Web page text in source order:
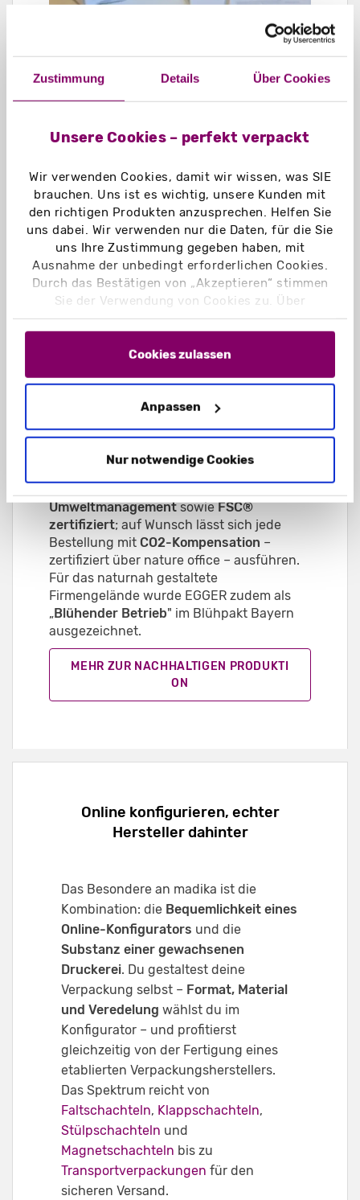
Zustimmung Details Über Cookies
Unsere Cookies – perfekt verpackt
Wir verwenden Cookies, damit wir wissen, was SIE
brauchen. Uns ist es wichtig, unsere Kunden mit
den richtigen Produkten anzusprechen. Helfen Sie
uns dabei. Wir verwenden nur die Daten, für die Sie
uns Ihre Zustimmung gegeben haben, mit
Ausnahme der unbedingt erforderlichen Cookies.
Durch das Bestätigen von „Akzeptieren“ stimmen
Sie der Verwendung von Cookies zu. Über
„Einstellungen“ können Sie auswählen, welche
Cookies Sie zulassen. Hier finden Sie unser
und unsereDatenschutzerklärung
Cookies zulassen
Anpassen
Nur notwendige Cookies
Nachhaltig produziert
EGGER Druck + Medien mitBlick auf den
eigenen ökologischen Fußabdruck
Photovoltaikanlage; reicht dieser nicht
100 Prozent Ökostrom
durch eineWärmerückgewinnungsanlage.
Gedruckt wird mit mineralölfreien Farben
auf Basis nachwachsender Rohstoffe.
UmweltmanagementsowieFSC®
zertifiziert; auf Wunsch lässt sich jede
Bestellung mit CO2-Kompensation –
zertifiziert über nature office – ausführen.
Für das naturnah gestaltete
Firmengelände wurde EGGER zudem als
„Blühender Betrieb" im Blühpakt Bayern
ausgezeichnet.
MEHR ZUR NACHHALTIGEN PRODUKTI
ON
Online konfigurieren, echter
Hersteller dahinter
Das Besondere an madika ist die
Kombination: die Bequemlichkeit eines
Online-Konfigurators und die
Substanz einer gewachsenen
Druckerei. Du gestaltest deine
Verpackung selbst – Format, Material
und Veredelung wählst du im
Konfigurator – und profitierst
gleichzeitig von der Fertigung eines
etablierten Verpackungsherstellers.
Das Spektrum reicht von
Faltschachteln, Klappschachteln,
Stülpschachteln und
Magnetschachteln bis zu
Transportverpackungen für den
sicheren Versand.